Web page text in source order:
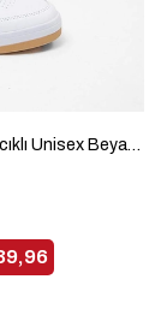
Rahat Kalıp Poli Taban Bağcıklı Unisex Beyaz Spor Ayakkabı TB107-0